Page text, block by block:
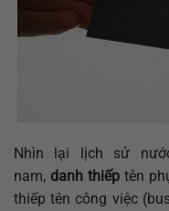
Nhìn lại lịch sử
nam, danh thiếptên
thiếp tên công việc